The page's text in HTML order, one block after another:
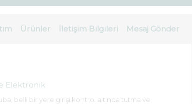
Ürünler İletişim Bilgileri Mesaj Gönder
Elektronik
belli bir yere girişi kontrol altında tutma ve